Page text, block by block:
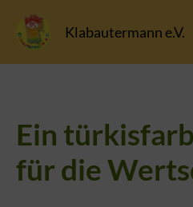
Inhalt
Klabautermann e.V.
Ein
für die